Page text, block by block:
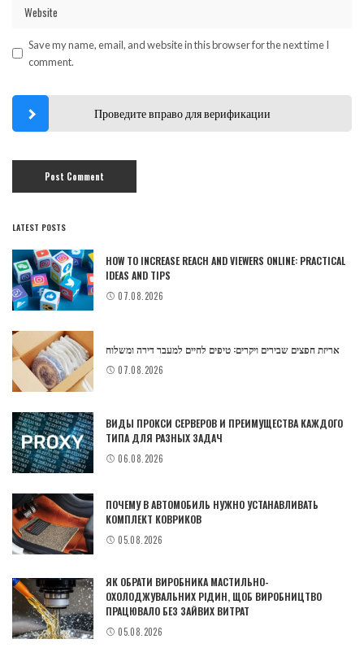
Save my name, email, and website in this browser for the next time I
comment.
Проведите вправо для верификации
LATEST POSTS
HOW TO INCREASE REACH AND VIEWERS ONLINE: PRACTICAL
IDEAS AND TIPS
07.08.2026
אריזת חפצים שבירים ויקרים: טיפים לחיים למעבר דירה ומשלוח
07.08.2026
ВИДЫ ПРОКСИ СЕРВЕРОВ И ПРЕИМУЩЕСТВА КАЖДОГО
ТИПА ДЛЯ РАЗНЫХ ЗАДАЧ
06.08.2026
ПОЧЕМУ В АВТОМОБИЛЬ НУЖНО УСТАНАВЛИВАТЬ
КОМПЛЕКТ КОВРИКОВ
05.08.2026
ЯК ОБРАТИ ВИРОБНИКА МАСТИЛЬНО-
ОХОЛОДЖУВАЛЬНИХ РІДИН, ЩОБ ВИРОБНИЦТВО
ПРАЦЮВАЛО БЕЗ ЗАЙВИХ ВИТРАТ
05.08.2026